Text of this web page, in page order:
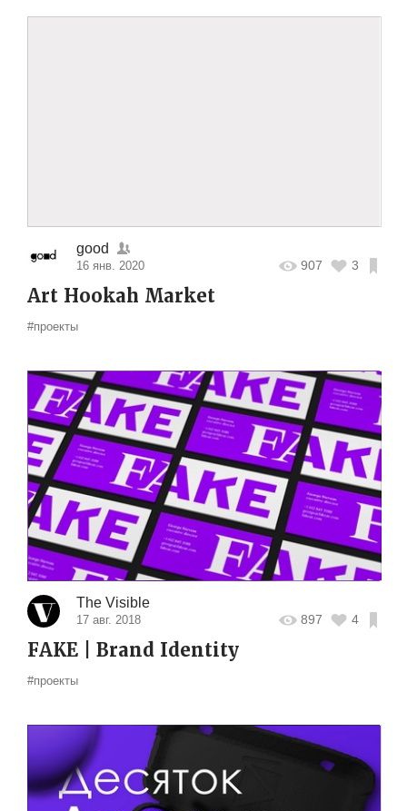
good
16 янв. 2020 907 3
Art Hookah Market
#проекты
The Visible
17 авг. 2018 897 4
FAKE | Brand Identity
#проекты